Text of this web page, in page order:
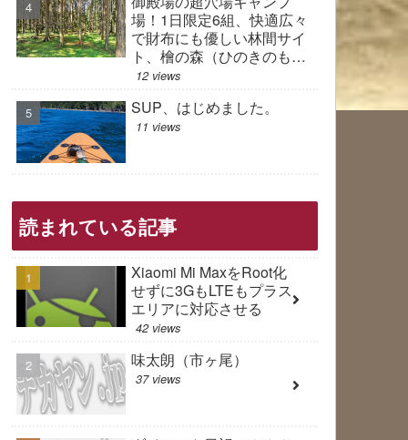
場！1日限定6組、快適広々
で財布にも優しい林間サイ
ト、檜の森（ひのきのも
り）キャンプ場は、管理人
進行形のキャンプ場だった
12 views
SUP、はじめました。
11 views
読まれている記事
Xiaomi Mi MaxをRoot化
せずに3GもLTEもプラス
エリアに対応させる
42 views
味太朗（市ヶ尾）
37 views